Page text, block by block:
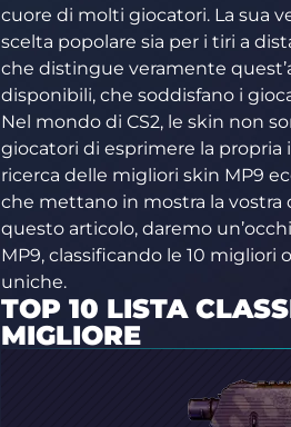
cuore di molti giocatori. La sua
scelta popolare sia per i tiri a
che distingue veramente
disponibili, che soddisfano i
Nel mondo di CS2, le skin non
giocatori di esprimere la propria
ricerca delle migliori skin MP9
che mettano in mostra la vostra
questo articolo, daremo
MP9, classificando le 10 migliori
uniche.
TOP 10 LISTA
MIGLIORE